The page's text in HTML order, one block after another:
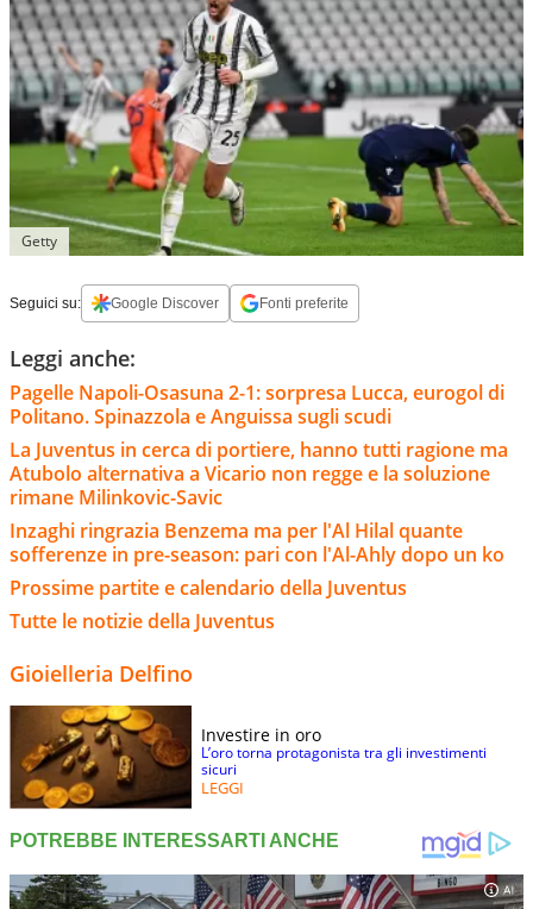
Getty
Seguici su: Google Discover Fonti preferite
Leggi anche:
Pagelle Napoli-Osasuna 2-1: sorpresa Lucca, eurogol di
Politano. Spinazzola e Anguissa sugli scudi
La Juventus in cerca di portiere, hanno tutti ragione ma
Atubolo alternativa a Vicario non regge e la soluzione
rimane Milinkovic-Savic
Inzaghi ringrazia Benzema ma per l'Al Hilal quante
sofferenze in pre-season: pari con l'Al-Ahly dopo un ko
Prossime partite e calendario della Juventus
Tutte le notizie della Juventus
Gioielleria Delfino
Investire in oro
L’oro torna protagonista tra gli investimenti
sicuri
LEGGI